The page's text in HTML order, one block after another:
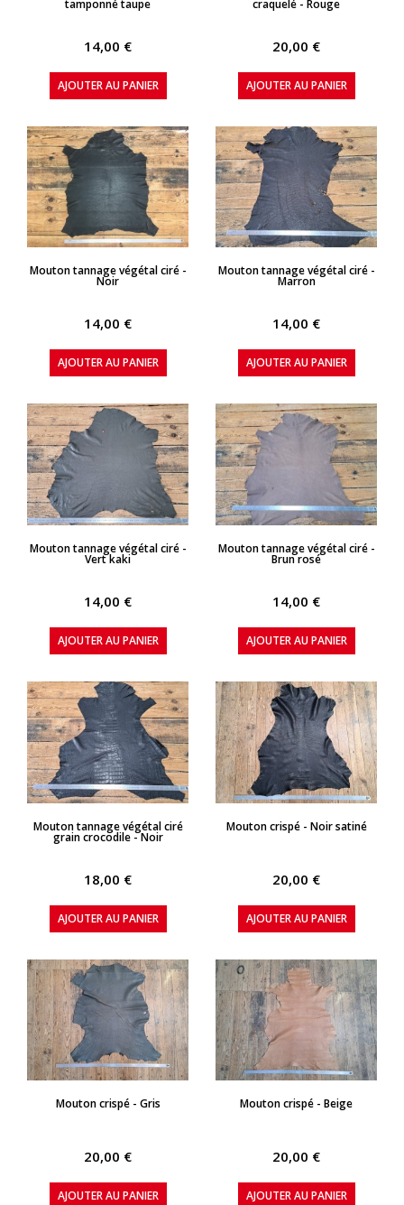
tamponné taupe
14,00 €
AJOUTER AU PANIER
craquelé - Rouge
20,00 €
AJOUTER AU PANIER
APERÇU RAPIDE
Mouton tannage végétal ciré -
Noir
14,00 €
AJOUTER AU PANIER
APERÇU RAPIDE
Mouton tannage végétal ciré -
Marron
14,00 €
AJOUTER AU PANIER
APERÇU RAPIDE
Mouton tannage végétal ciré -
Vert kaki
14,00 €
AJOUTER AU PANIER
APERÇU RAPIDE
Mouton tannage végétal ciré -
Brun rosé
14,00 €
AJOUTER AU PANIER
APERÇU RAPIDE
Mouton tannage végétal ciré
grain crocodile - Noir
18,00 €
AJOUTER AU PANIER
APERÇU RAPIDE
Mouton crispé - Noir satiné
20,00 €
AJOUTER AU PANIER
APERÇU RAPIDE
Mouton crispé - Gris
20,00 €
AJOUTER AU PANIER
APERÇU RAPIDE
Mouton crispé - Beige
20,00 €
AJOUTER AU PANIER